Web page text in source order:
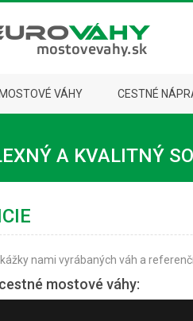
VÁHY CESTNÉ
A KVALITNÝ
nami vyrábaných váh a
mostové váhy: